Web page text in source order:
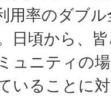
用率のダブ
日頃から、
ュニティの
いることに